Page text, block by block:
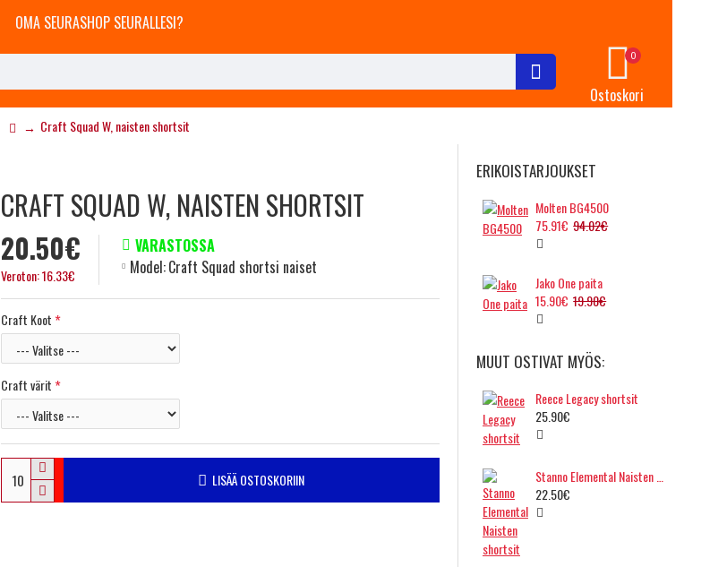
OMA SEURASHOP SEURALLESI?
Ostoskori
0
Craft Squad W, naisten shortsit
CRAFT SQUAD W, NAISTEN SHORTSIT
20.50€
Veroton: 16.33€
VARASTOSSA
Model:Craft Squad shortsi naiset
Craft Koot
Craft värit
LISÄÄ OSTOSKORIIN
ERIKOISTARJOUKSET
Molten BG4500
75.91€ 94.02€
Jako One paita
15.90€ 19.90€
MUUT OSTIVAT MYÖS:
Reece Legacy shortsit
25.90€
22.50€